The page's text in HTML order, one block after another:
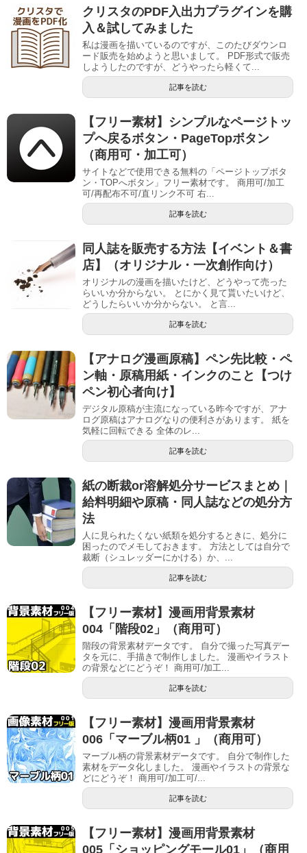
クリスタのPDF入出力プラグインを購
入＆試してみました
私は漫画を描いているのですが、このたびダウンロ
ード販売を始めようと思いまして。 PDF形式で販売
しようしたのですが、どうやったら軽くて...
記事を読む
【フリー素材】シンプルなページトッ
プへ戻るボタン・PageTopボタン
（商用可・加工可）
サイトなどで使用できる無料の「ページトップボタ
ン・TOPへボタン」フリー素材です。 商用可/加工
可/再配布不可/直リンク不可 右...
記事を読む
同人誌を販売する方法【イベント＆書
店】（オリジナル・一次創作向け）
オリジナルの漫画を描いたけど、どうやって売った
らいいか分からない。 とにかく見て貰いたいけど、
どうしたらいいか分からない。 と言...
記事を読む
【アナログ漫画原稿】ペン先比較・ペ
ン軸・原稿用紙・インクのこと【つけ
ペン初心者向け】
デジタル原稿が主流になっている昨今ですが、アナ
ログ原稿はアナログなりの便利さがあります。 紙を
気軽に回転できる 全体のレ...
記事を読む
紙の断裁or溶解処分サービスまとめ｜
給料明細や原稿・同人誌などの処分方
法
人に見られたくない紙類を処分するときに、処分に
困ったのでメモしておきます。 方法としては自分で
裁断（シュレッダーにかける）か、...
記事を読む
【フリー素材】漫画用背景素材
004「階段02」（商用可）
階段の背景素材データです。 自分で撮った写真デー
タを元に、手描きで制作しました。 漫画やイラスト
の背景などにどうぞ！ 商用可/加工...
記事を読む
【フリー素材】漫画用背景素材
006「マーブル柄01 」（商用可）
マーブル柄の背景素材データです。 自分で制作した
素材をデータ化しました。 漫画やイラストの背景な
どにどうぞ！ 商用可/加工可/...
記事を読む
【フリー素材】漫画用背景素材
005「ショッピングモール01」（商用